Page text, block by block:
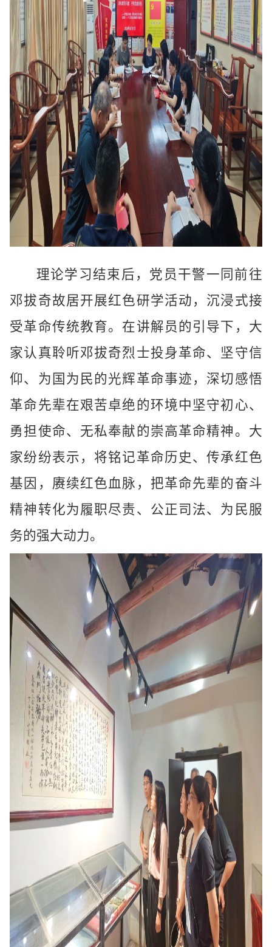
理论学习结束后，党员干警一同前往
邓拔奇故居开展红色研学活动，沉浸式接
受革命传统教育。在讲解员的引导下，大
家认真聆听邓拔奇烈士投身革命、坚守信
仰、为国为民的光辉革命事迹，深切感悟
革命先辈在艰苦卓绝的环境中坚守初心、
勇担使命、无私奉献的崇高革命精神。大
家纷纷表示，将铭记革命历史、传承红色
基因，赓续红色血脉，把革命先辈的奋斗
精神转化为履职尽责、公正司法、为民服
务的强大动力。